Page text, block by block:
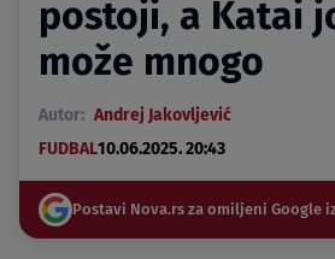
postoji, a Katai
može mnogo
Autor: Andrej Jakovljević
FUDBAL10.06.2025. 20:43
Postavi Nova.rs za omiljeni Google